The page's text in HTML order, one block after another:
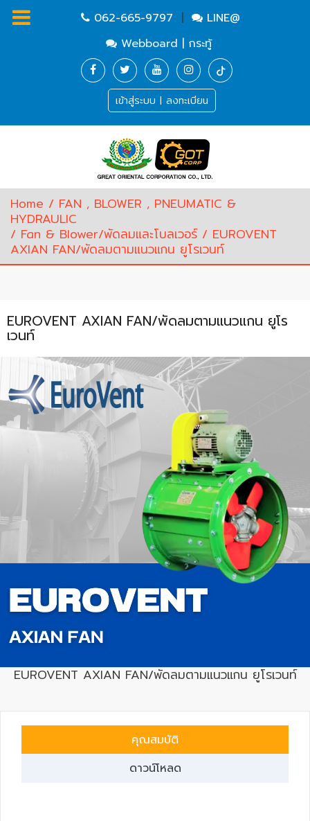
บำบัด
น้ำ
เสีย,
ปั๊ม
ENVIRONMENT
Antipollution
แวดล้อม
และ
ระบบ
มลพิษ)
INSTRUMENT
AUTOMATIONS
และ
ระบบ
เครื่อง
วัด
และ
(Water
062-665-9797 |
LINE@
Webboard | กระทู้
เข้าสู่ระบบ | ลงทะเบียน
Home / FAN , BLOWER , PNEUMATIC &
HYDRAULIC
/ Fan & Blower/พัดลมและโบลเวอร์/ EUROVENT
AXIAN FAN/พัดลมตามแนวแกน ยูโรเวนท์
EUROVENT AXIAN FAN/พัดลมตามแนวแกน ยูโร
เวนท์
EUROVENT AXIAN FAN/พัดลมตามแนวแกน ยูโรเวนท์
คุณสมบัติ
ดาวน์โหลด